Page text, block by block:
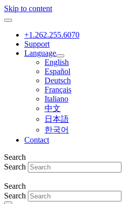
Skip to content
+1.262.255.6070
Support
Language
English
Español
Deutsch
Français
Italiano
中文
日本語
한국어
Contact
Search
Search
Search
Search